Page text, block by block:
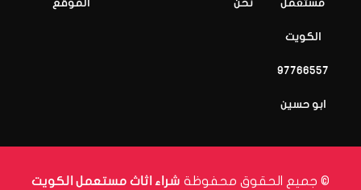
مستعمل
الكويت
97766557
ابو حسين
نحن الموقع
© جميع الحقوق محفوظة شراء اثاث مستعمل الكويت